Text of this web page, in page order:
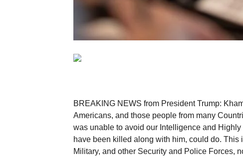
BREAKING NEWS from President Trump:
Americans, and those people from many
was unable to avoid our Intelligence and
have been killed along with him, could do. This
Military, and other Security and Police Forces,